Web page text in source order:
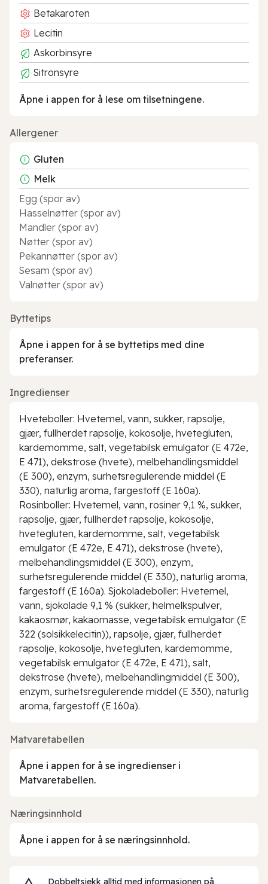
Betakaroten
Lecitin
Askorbinsyre
Sitronsyre
Åpne i appen for å lese om tilsetningene.
Allergener
Gluten
Melk
Egg (spor av)
Hasselnøtter (spor av)
Mandler (spor av)
Nøtter (spor av)
Pekannøtter (spor av)
Sesam (spor av)
Valnøtter (spor av)
Byttetips
Åpne i appen for å se byttetips med dine
preferanser.
Ingredienser
Hveteboller: Hvetemel, vann, sukker, rapsolje,
gjær, fullherdet rapsolje, kokosolje, hvetegluten,
kardemomme, salt, vegetabilsk emulgator (E 472e,
E 471), dekstrose (hvete), melbehandlingsmiddel
(E 300), enzym, surhetsregulerende middel (E
330), naturlig aroma, fargestoff (E 160a).
Rosinboller: Hvetemel, vann, rosiner 9,1 %, sukker,
rapsolje, gjær, fullherdet rapsolje, kokosolje,
hvetegluten, kardemomme, salt, vegetabilsk
emulgator (E 472e, E 471), dekstrose (hvete),
melbehandlingsmiddel (E 300), enzym,
surhetsregulerende middel (E 330), naturlig aroma,
fargestoff (E 160a). Sjokoladeboller: Hvetemel,
vann, sjokolade 9,1 % (sukker, helmelkspulver,
kakaosmør, kakaomasse, vegetabilsk emulgator (E
322 (solsikkelecitin)), rapsolje, gjær, fullherdet
rapsolje, kokosolje, hvetegluten, kardemomme,
vegetabilsk emulgator (E 472e, E 471), salt,
dekstrose (hvete), melbehandlingmiddel (E 300),
enzym, surhetsregulerende middel (E 330), naturlig
aroma, fargestoff (E 160a).
Matvaretabellen
Åpne i appen for å se ingredienser i
Matvaretabellen.
Næringsinnhold
Åpne i appen for å se næringsinnhold.
Dobbeltsjekk alltid med informasjonen på